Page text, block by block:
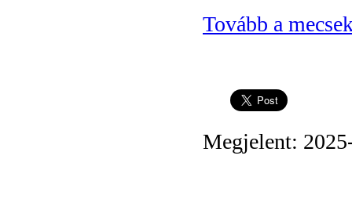
Tovább a
Megjelent: